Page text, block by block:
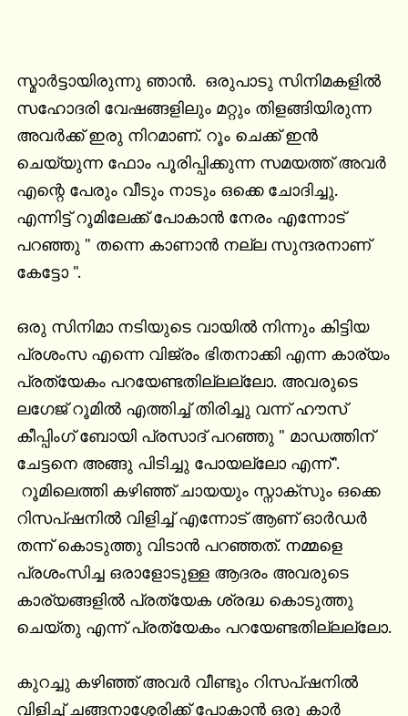
സ്മാർട്ടായിരുന്നു ഞാൻ.  ഒരുപാടു സിനിമകളിൽ
സഹോദരി വേഷങ്ങളിലും മറ്റും തിളങ്ങിയിരുന്ന
അവർക്ക് ഇരു നിറമാണ്. റൂം ചെക്ക് ഇൻ
ചെയ്യുന്ന ഫോം പൂരിപ്പിക്കുന്ന സമയത്ത് അവർ
എന്റെ പേരും വീടും നാടും ഒക്കെ ചോദിച്ചു.
എന്നിട്ട് റൂമിലേക്ക് പോകാൻ നേരം എന്നോട്
പറഞ്ഞു " തന്നെ കാണാൻ നല്ല സുന്ദരനാണ്
കേട്ടോ ".
ഒരു സിനിമാ നടിയുടെ വായിൽ നിന്നും കിട്ടിയ
പ്രശംസ എന്നെ വിജ്രം ഭിതനാക്കി എന്ന കാര്യം
പ്രത്യേകം പറയേണ്ടതില്ലല്ലോ. അവരുടെ
ലഗേജ് റൂമിൽ എത്തിച്ച് തിരിച്ചു വന്ന് ഹൗസ്
കീപ്പിംഗ് ബോയി പ്രസാദ് പറഞ്ഞു " മാഡത്തിന്
ചേട്ടനെ അങ്ങു പിടിച്ചു പോയല്ലോ എന്ന്".
റിസപ്ഷനിൽ വിളിച്ച് എന്നോട് ആണ് ഓർഡർ
തന്ന് കൊടുത്തു വിടാൻ പറഞ്ഞത്. നമ്മളെ
പ്രശംസിച്ച ഒരാളോടുള്ള ആദരം അവരുടെ
കാര്യങ്ങളിൽ പ്രത്യേക ശ്രദ്ധ കൊടുത്തു
ചെയ്തു എന്ന് പ്രത്യേകം പറയേണ്ടതില്ലല്ലോ.
കുറച്ചു കഴിഞ്ഞ് അവർ വീണ്ടും റിസപ്ഷനിൽ
വിളിച്ച് ചങ്ങനാശ്ശേരിക്ക് പോകാൻ ഒരു കാർ